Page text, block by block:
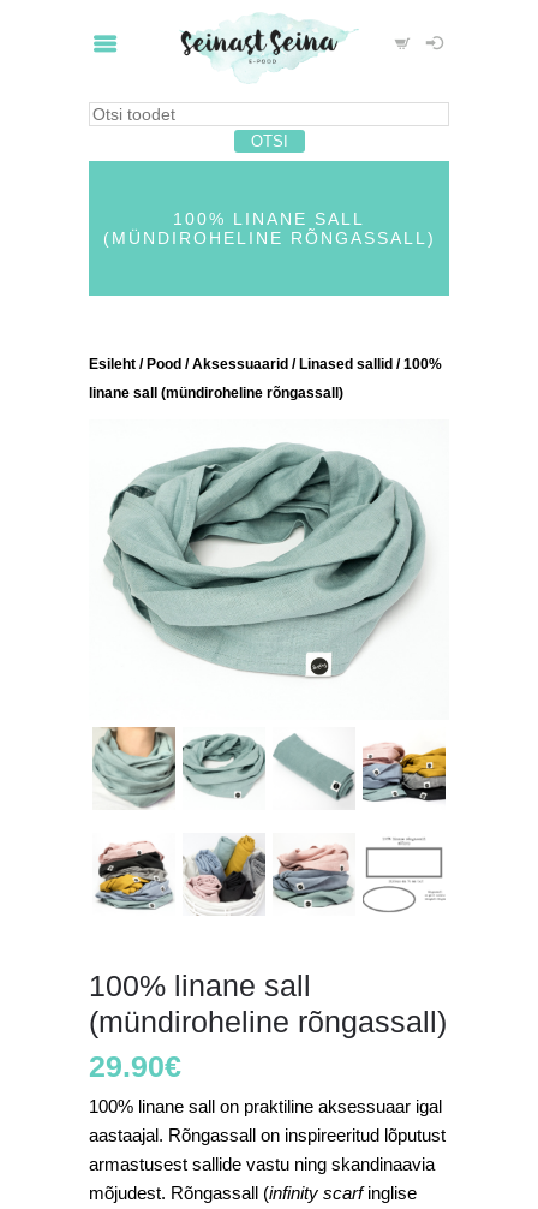
100% LINANE SALL
(MÜNDIROHELINE RÕNGASSALL)
Esileht / Pood /Aksessuaarid / Linased sallid / 100%
linane sall (mündiroheline rõngassall)
100% linane sall
(mündiroheline rõngassall)
29.90€
100% linane sall on praktiline aksessuaar igal
aastaajal. Rõngassall on inspireeritud lõputust
armastusest sallide vastu ning skandinaavia
mõjudest. Rõngassall (infinity scarfinglise